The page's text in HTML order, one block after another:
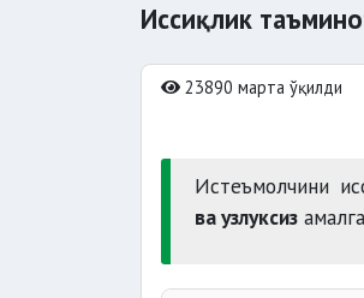
Иссиқлик
23890 марта ўқилди
Истеъмолчини
ва узлуксиз